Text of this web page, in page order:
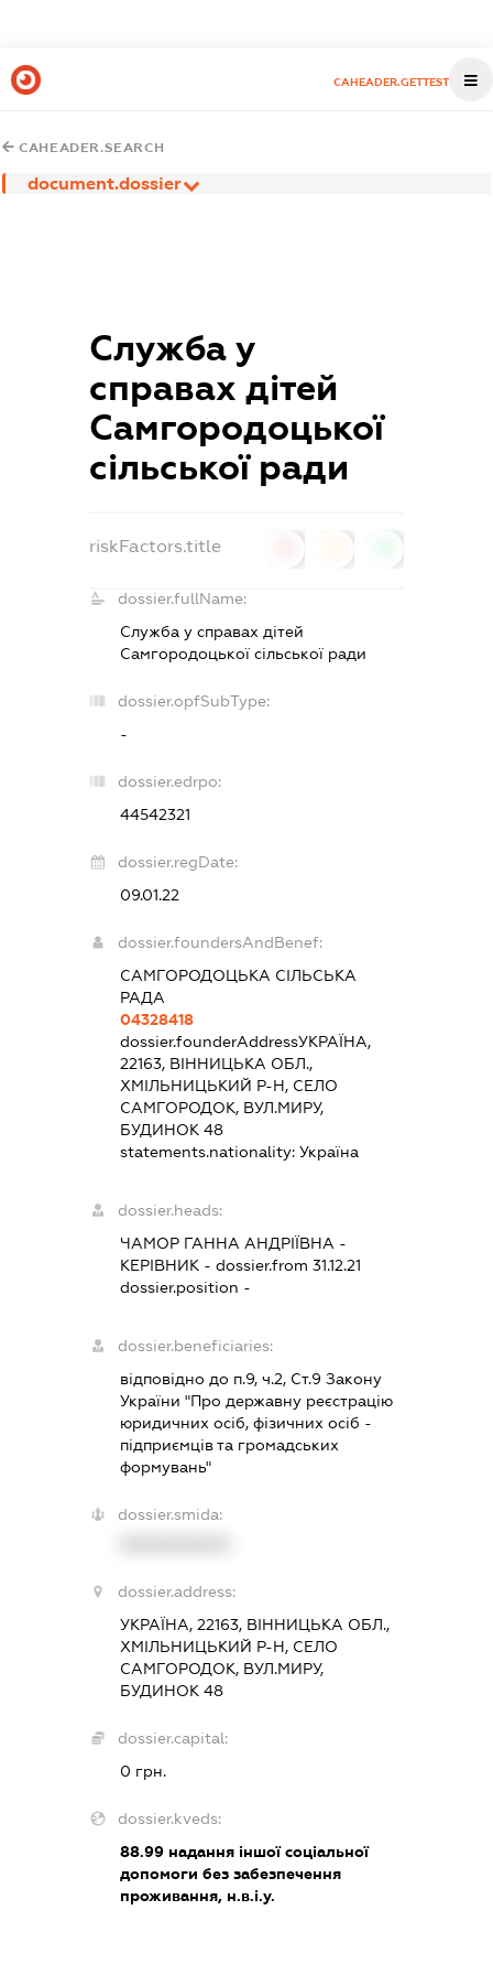
CAHEADER.GETTEST
CAHEADER.SEARCH
document.dossier
Служба у
справах дітей
Самгородоцької
сільської ради
riskFactors.title
dossier.fullName:
Служба у справах дітей
Самгородоцької сільської ради
dossier.opfSubType:
-
dossier.edrpo:
44542321
dossier.regDate:
09.01.22
dossier.foundersAndBenef:
САМГОРОДОЦЬКА СІЛЬСЬКА
РАДА
04328418
dossier.founderAddressУКРАЇНА,
22163, ВІННИЦЬКА ОБЛ.,
ХМІЛЬНИЦЬКИЙ Р-Н, СЕЛО
САМГОРОДОК, ВУЛ.МИРУ,
БУДИНОК 48
statements.nationality: Україна
dossier.heads:
ЧАМОР ГАННА АНДРІЇВНА -
КЕРІВНИК - dossier.from 31.12.21
dossier.position -
dossier.beneficiaries:
відповідно до п.9, ч.2, Ст.9 Закону
України "Про державну реєстрацію
юридичних осіб, фізичних осіб -
підприємців та громадських
формувань"
dossier.smida:
dossier.address:
УКРАЇНА, 22163, ВІННИЦЬКА ОБЛ.,
ХМІЛЬНИЦЬКИЙ Р-Н, СЕЛО
САМГОРОДОК, ВУЛ.МИРУ,
БУДИНОК 48
dossier.capital:
0 грн.
dossier.kveds:
88.99надання іншої соціальної
допомоги без забезпечення
проживання, н.в.і.у.